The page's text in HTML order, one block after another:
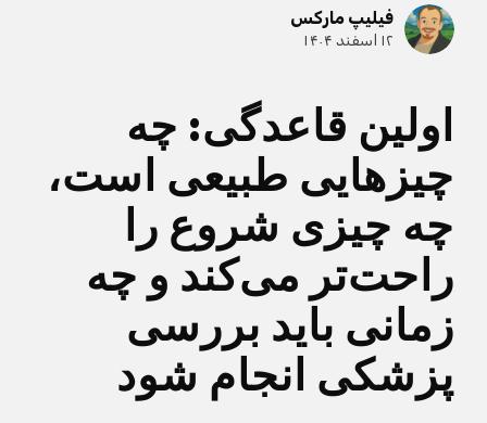
فیلیپ مارکس
۱۲ اسفند ۱۴۰۴
اولین قاعدگی: چه
چیزهایی طبیعی است،
چه چیزی شروع را
راحت‌تر می‌کند و چه
زمانی باید بررسی
پزشکی انجام شود